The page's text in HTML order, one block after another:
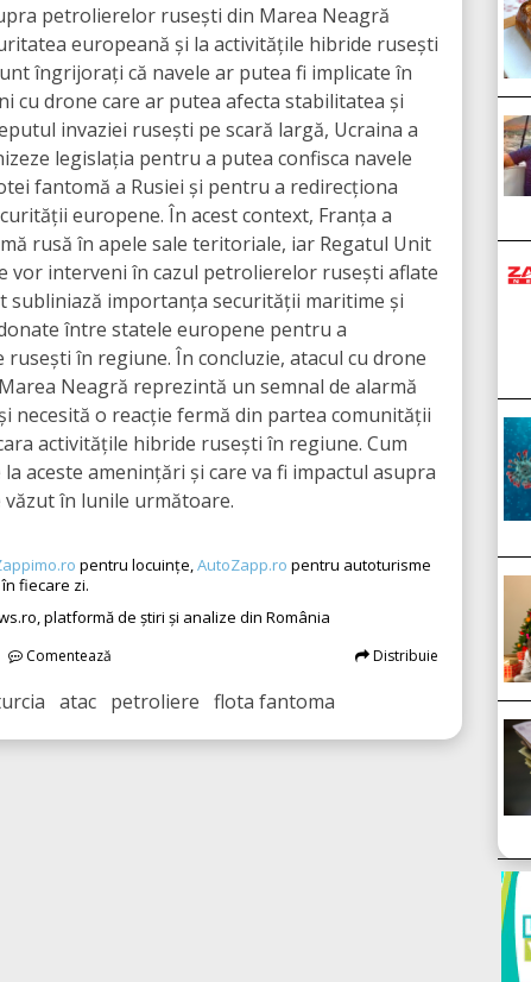
petrolierelor rusești din Marea Neagră
europeană și la activitățile hibride rusești
îngrijorați că navele ar putea fi implicate în
cu drone care ar putea afecta stabilitatea și
invaziei rusești pe scară largă, Ucraina a
legislația pentru a putea confisca navele
fantomă a Rusiei și pentru a redirecționa
europene. În acest context, Franța a
rusă în apele sale teritoriale, iar Regatul Unit
vor interveni în cazul petrolierelor rusești aflate
subliniază importanța securității maritime și
între statele europene pentru a
în regiune. În concluzie, atacul cu drone
Neagră reprezintă un semnal de alarmă
necesită o reacție fermă din partea comunității
activitățile hibride rusești în regiune. Cum
aceste amenințări și care va fi impactul asupra
în lunile următoare.
pentru locuințe, AutoZapp.ro pentru autoturisme
fiecare zi.
platformă de știri și analize din România
Comentează Distribuie
atac petroliere flota fantoma